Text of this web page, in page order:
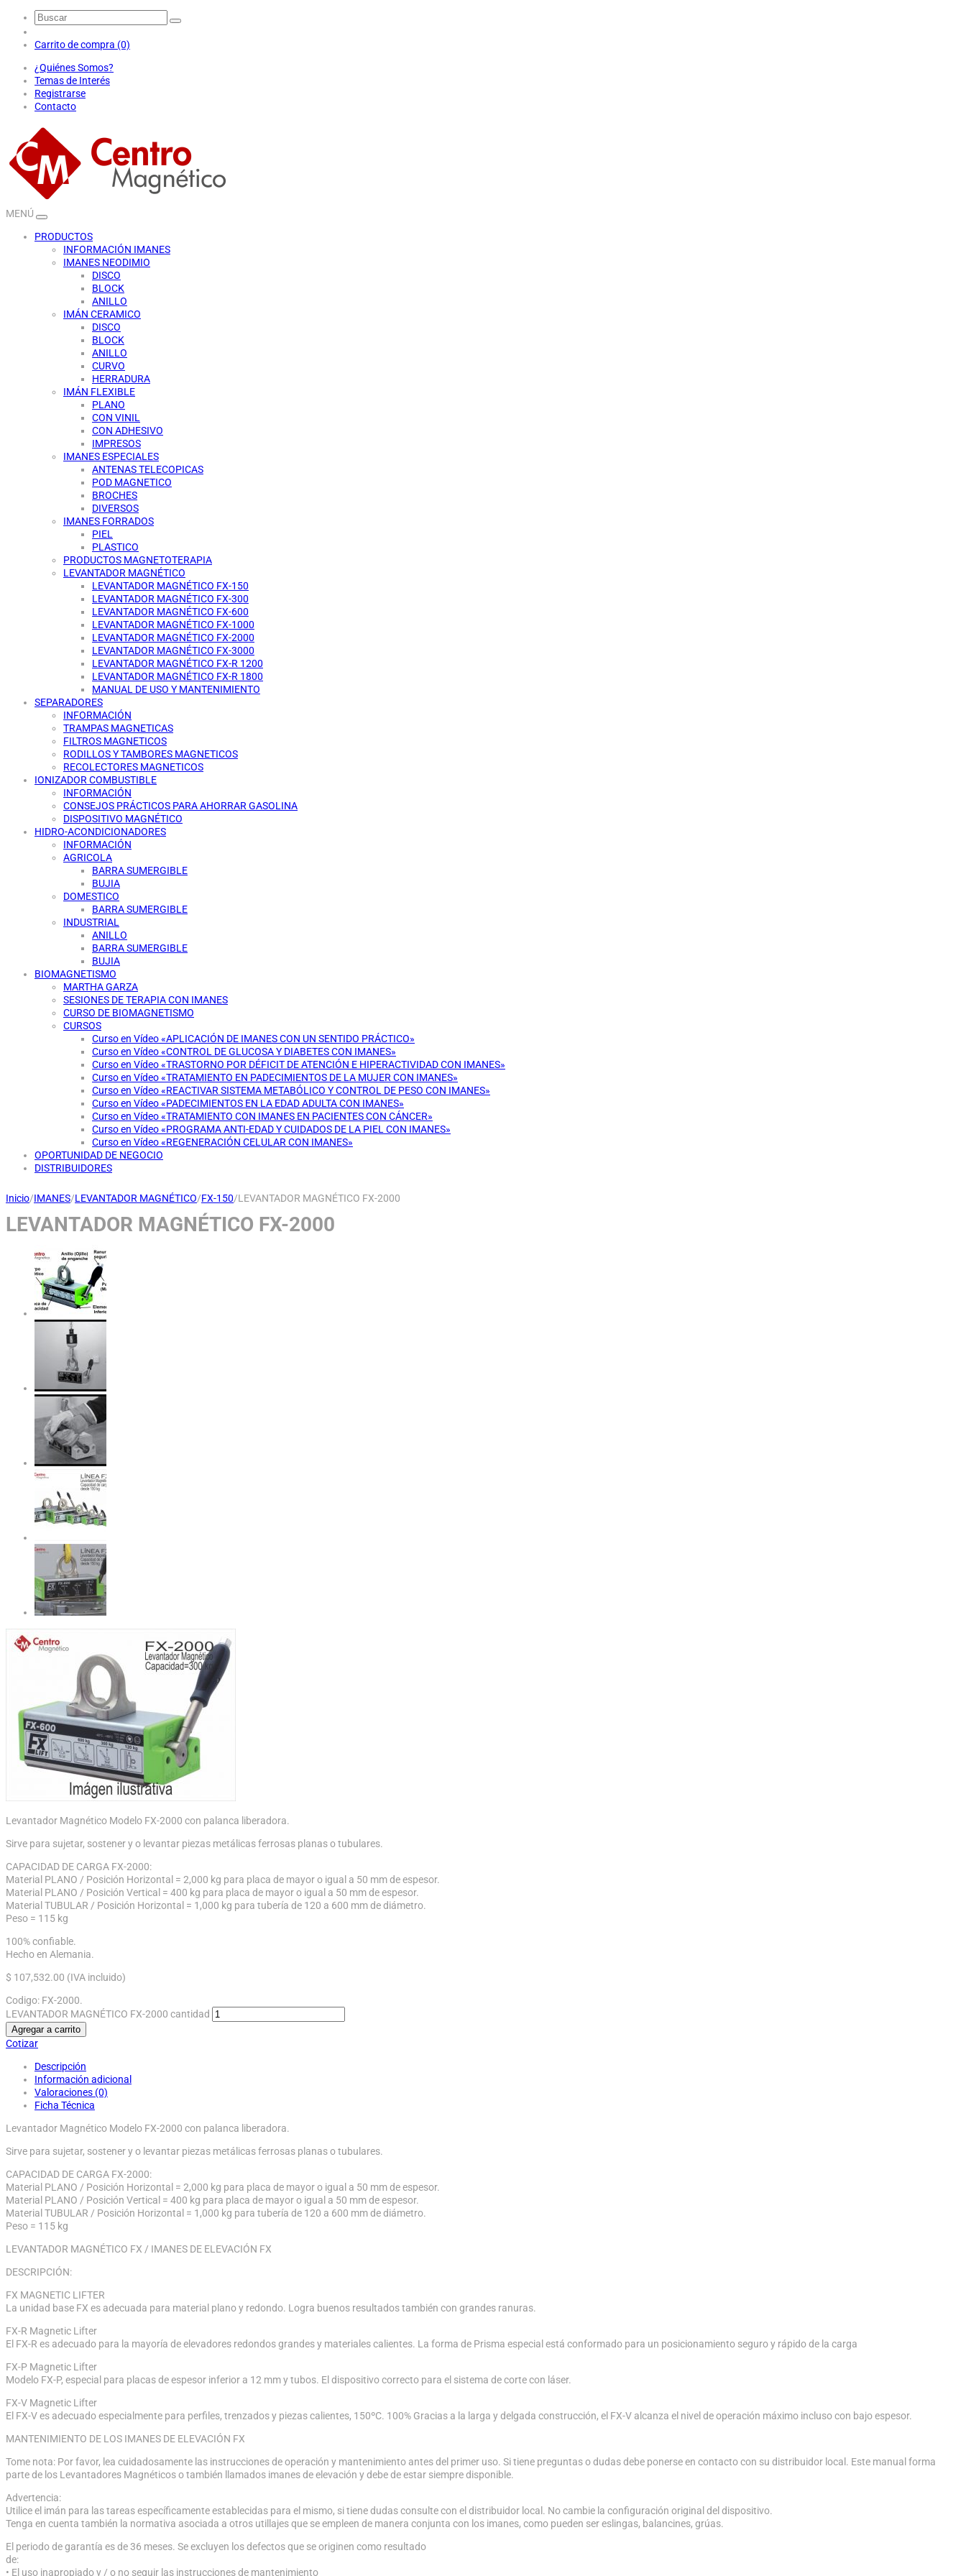
Carrito de compra (0)
¿Quiénes Somos?
Temas de Interés
Registrarse
Contacto
MENÚ
PRODUCTOS
INFORMACIÓN IMANES
IMANES NEODIMIO
DISCO
BLOCK
ANILLO
IMÁN CERAMICO
DISCO
BLOCK
ANILLO
CURVO
HERRADURA
IMÁN FLEXIBLE
PLANO
CON VINIL
CON ADHESIVO
IMPRESOS
IMANES ESPECIALES
ANTENAS TELECOPICAS
POD MAGNETICO
BROCHES
DIVERSOS
IMANES FORRADOS
PIEL
PLASTICO
PRODUCTOS MAGNETOTERAPIA
LEVANTADOR MAGNÉTICO
LEVANTADOR MAGNÉTICO FX-150
LEVANTADOR MAGNÉTICO FX-300
LEVANTADOR MAGNÉTICO FX-600
LEVANTADOR MAGNÉTICO FX-1000
LEVANTADOR MAGNÉTICO FX-2000
LEVANTADOR MAGNÉTICO FX-3000
LEVANTADOR MAGNÉTICO FX-R 1200
LEVANTADOR MAGNÉTICO FX-R 1800
MANUAL DE USO Y MANTENIMIENTO
SEPARADORES
INFORMACIÓN
TRAMPAS MAGNETICAS
FILTROS MAGNETICOS
RODILLOS Y TAMBORES MAGNETICOS
RECOLECTORES MAGNETICOS
IONIZADOR COMBUSTIBLE
INFORMACIÓN
CONSEJOS PRÁCTICOS PARA AHORRAR GASOLINA
DISPOSITIVO MAGNÉTICO
HIDRO-ACONDICIONADORES
INFORMACIÓN
AGRICOLA
BARRA SUMERGIBLE
BUJIA
DOMESTICO
BARRA SUMERGIBLE
INDUSTRIAL
ANILLO
BARRA SUMERGIBLE
BUJIA
BIOMAGNETISMO
MARTHA GARZA
SESIONES DE TERAPIA CON IMANES
CURSO DE BIOMAGNETISMO
CURSOS
Curso en Vídeo «APLICACIÓN DE IMANES CON UN SENTIDO PRÁCTICO»
Curso en Vídeo «CONTROL DE GLUCOSA Y DIABETES CON IMANES»
Curso en Vídeo «TRASTORNO POR DÉFICIT DE ATENCIÓN E HIPERACTIVIDAD CON IMANES»
Curso en Vídeo «TRATAMIENTO EN PADECIMIENTOS DE LA MUJER CON IMANES»
Curso en Vídeo «REACTIVAR SISTEMA METABÓLICO Y CONTROL DE PESO CON IMANES»
Curso en Vídeo «PADECIMIENTOS EN LA EDAD ADULTA CON IMANES»
Curso en Vídeo «TRATAMIENTO CON IMANES EN PACIENTES CON CÁNCER»
Curso en Vídeo «PROGRAMA ANTI-EDAD Y CUIDADOS DE LA PIEL CON IMANES»
Curso en Vídeo «REGENERACIÓN CELULAR CON IMANES»
OPORTUNIDAD DE NEGOCIO
DISTRIBUIDORES
Inicio/IMANES/LEVANTADOR MAGNÉTICO/FX-150/LEVANTADOR MAGNÉTICO FX-2000
LEVANTADOR MAGNÉTICO FX-2000
Levantador Magnético Modelo FX-2000 con palanca liberadora.
Sirve para sujetar, sostener y o levantar piezas metálicas ferrosas planas o tubulares.
CAPACIDAD DE CARGA FX-2000:
Material PLANO / Posición Horizontal = 2,000 kg para placa de mayor o igual a 50 mm de espesor.
Material PLANO / Posición Vertical = 400 kg para placa de mayor o igual a 50 mm de espesor.
Material TUBULAR / Posición Horizontal = 1,000 kg para tubería de 120 a 600 mm de diámetro.
Peso = 115 kg
100% confiable.
Hecho en Alemania.
$ 107,532.00 (IVA incluido)
Codigo: FX-2000.
LEVANTADOR MAGNÉTICO FX-2000 cantidad
Agregar a carrito
Cotizar
Descripción
Información adicional
Valoraciones (0)
Ficha Técnica
Levantador Magnético Modelo FX-2000 con palanca liberadora.
Sirve para sujetar, sostener y o levantar piezas metálicas ferrosas planas o tubulares.
CAPACIDAD DE CARGA FX-2000:
Material PLANO / Posición Horizontal = 2,000 kg para placa de mayor o igual a 50 mm de espesor.
Material PLANO / Posición Vertical = 400 kg para placa de mayor o igual a 50 mm de espesor.
Material TUBULAR / Posición Horizontal = 1,000 kg para tubería de 120 a 600 mm de diámetro.
Peso = 115 kg
LEVANTADOR MAGNÉTICO FX / IMANES DE ELEVACIÓN FX
DESCRIPCIÓN:
FX MAGNETIC LIFTER
La unidad base FX es adecuada para material plano y redondo. Logra buenos resultados también con grandes ranuras.
FX-R Magnetic Lifter
El FX-R es adecuado para la mayoría de elevadores redondos grandes y materiales calientes. La forma de Prisma especial está conformado para un posicionamiento seguro y rápido de la carga
FX-P Magnetic Lifter
Modelo FX-P, especial para placas de espesor inferior a 12 mm y tubos. El dispositivo correcto para el sistema de corte con láser.
FX-V Magnetic Lifter
El FX-V es adecuado especialmente para perfiles, trenzados y piezas calientes, 150ºC. 100% Gracias a la larga y delgada construcción, el FX-V alcanza el nivel de operación máximo incluso con bajo espesor.
MANTENIMIENTO DE LOS IMANES DE ELEVACIÓN FX
Tome nota: Por favor, lea cuidadosamente las instrucciones de operación y mantenimiento antes del primer uso. Si tiene preguntas o dudas debe ponerse en contacto con su distribuidor local. Este manual forma
parte de los Levantadores Magnéticos o también llamados imanes de elevación y debe de estar siempre disponible.
Advertencia:
Utilice el imán para las tareas específicamente establecidas para el mismo, si tiene dudas consulte con el distribuidor local. No cambie la configuración original del dispositivo.
Tenga en cuenta también la normativa asociada a otros utillajes que se empleen de manera conjunta con los imanes, como pueden ser eslingas, balancines, grúas.
El periodo de garantía es de 36 meses. Se excluyen los defectos que se originen como resultado
de:
• El uso inapropiado y / o no seguir las instrucciones de mantenimiento